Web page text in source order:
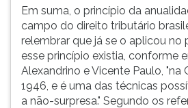
Em suma, o princípio da
campo do direito tributário
relembrar que já se o aplicou no
esse princípio existia, conforme
Alexandrino e Vicente Paulo, "na
1946, e é uma das técnicas
a não-surpresa." Segundo os